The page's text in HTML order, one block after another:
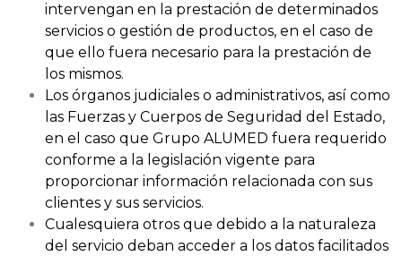
intervengan en la prestación de determinados
servicios o gestión de productos, en el caso de
que ello fuera necesario para la prestación de
los mismos.
Los órganos judiciales o administrativos, así como
las Fuerzas y Cuerpos de Seguridad del Estado,
en el caso que Grupo ALUMED fuera requerido
conforme a la legislación vigente para
proporcionar información relacionada con sus
clientes y sus servicios.
Cualesquiera otros que debido a la naturaleza
del servicio deban acceder a los datos facilitados